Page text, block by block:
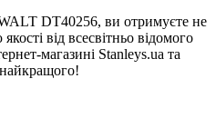
DT40256, ви отримуєте не
від всесвітньо відомого
магазині Stanleys.ua та
найкращого!